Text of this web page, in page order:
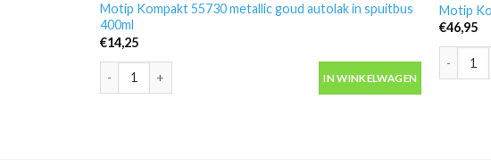
Motip Kompakt 55730 metallic goud autolak in spuitbus
400ml
€14,25
Motip Kompakt 55730 metallic goud autolak in spuitbus 400ml aantal
IN WINKELWAGEN
Motip
€46,95
Motip